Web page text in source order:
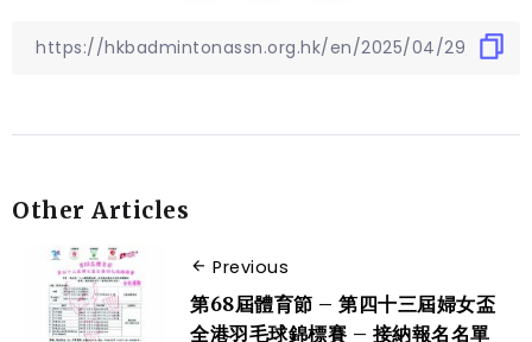
Other Articles
Previous
第68屆體育節 – 第四十三屆婦女盃
全港羽毛球錦標賽 – 接納報名名單